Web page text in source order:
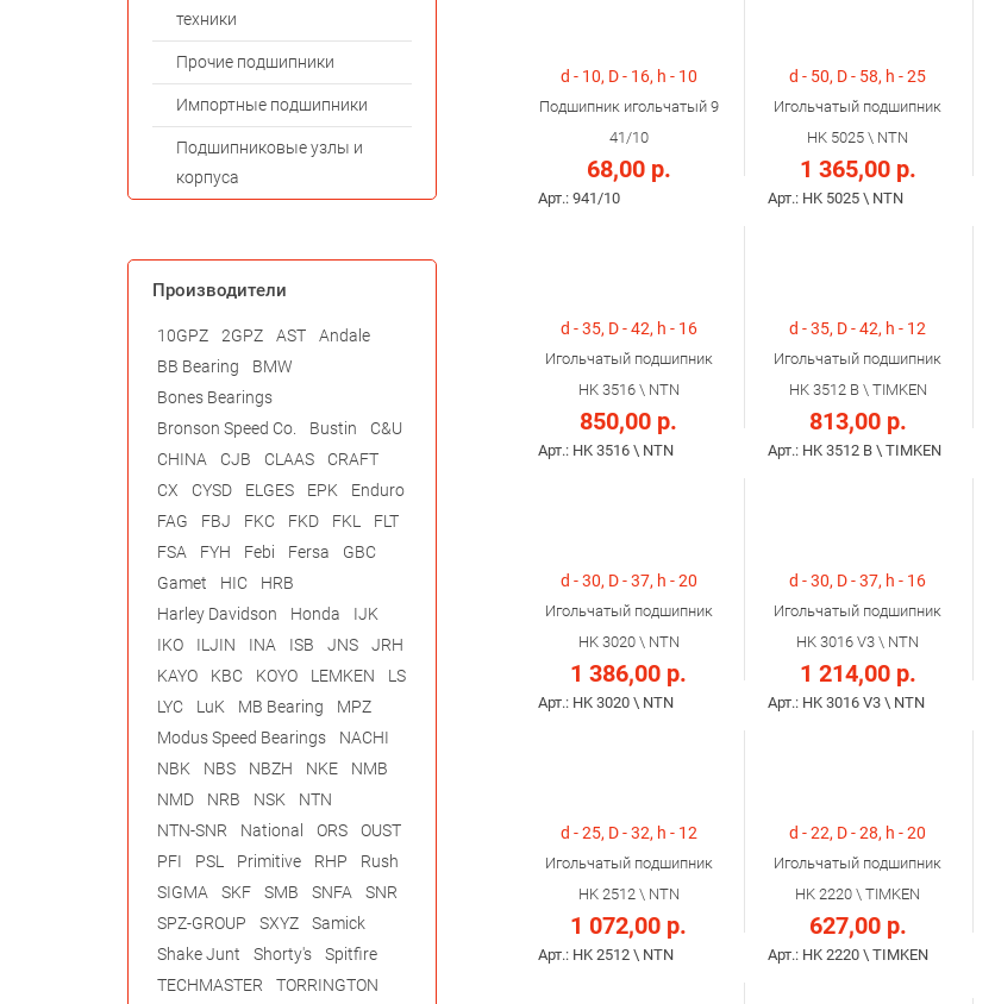
d - 10, D - 16, h - 10
Подшипник игольчатый 9
41/10
68,00 р.
Арт.: 941/10
d - 50, D - 58, h - 25
Игольчатый подшипник
HK 5025 \ NTN
1 365,00 р.
Арт.: HK 5025 \ NTN
d - 35, D - 42, h - 16
Игольчатый подшипник
HK 3516 \ NTN
850,00 р.
Арт.: HK 3516 \ NTN
d - 35, D - 42, h - 12
Игольчатый подшипник
HK 3512 B \ TIMKEN
813,00 р.
Арт.: HK 3512 B \ TIMKEN
d - 30, D - 37, h - 20
Игольчатый подшипник
HK 3020 \ NTN
1 386,00 р.
Арт.: HK 3020 \ NTN
d - 30, D - 37, h - 16
Игольчатый подшипник
HK 3016 V3 \ NTN
1 214,00 р.
Арт.: HK 3016 V3 \ NTN
d - 25, D - 32, h - 12
Игольчатый подшипник
HK 2512 \ NTN
1 072,00 р.
Арт.: HK 2512 \ NTN
d - 22, D - 28, h - 20
Игольчатый подшипник
HK 2220 \ TIMKEN
627,00 р.
Арт.: HK 2220 \ TIMKEN
техники
Прочие подшипники
Импортные подшипники
Подшипниковые узлы и
корпуса
Производители
10GPZ 2GPZ AST
Andale
BB Bearing
BMW
Bones Bearings
Bronson Speed Co.
Bustin
C&U
CHINA
CJB CLAAS
CRAFT
CX
CYSD ELGES EPK
Enduro
FAG
FBJ FKC FKD FKL
FLT
FSA
FYH Febi Fersa
GBC
Gamet
HIC
HRB
Harley Davidson
Honda
IJK
IKO
ILJIN INA ISB JNS
JRH
KAYO
KBC KOYO LEMKEN
LS
LYC
LuK MB Bearing
MPZ
Modus Speed Bearings
NACHI
NBK
NBS NBZH NKE
NMB
NMD
NRB NSK
NTN
NTN-SNR
National ORS
OUST
PFI
PSL Primitive RHP
Rush
SIGMA
SKF SMB SNFA
SNR
SPZ-GROUP
SXYZ
Samick
Shake Junt
Shorty's
Spitfire
TECHMASTER
TORRINGTON